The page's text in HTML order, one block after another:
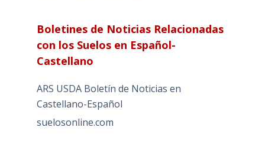
Boletines de Noticias Relacionadas
con los Suelos en Español-
Castellano
ARS USDA Boletín de Noticias en
Castellano-Español
suelosonline.com